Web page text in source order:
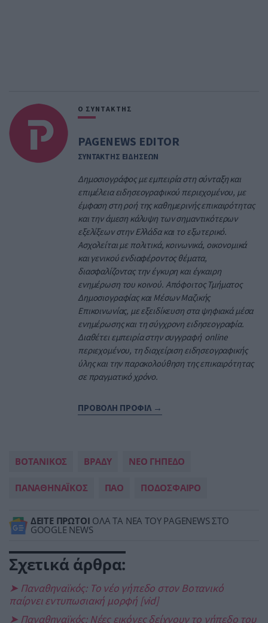
Ο ΣΥΝΤΑΚΤΗΣ
PAGENEWS EDITOR
ΣΥΝΤΑΚΤΗΣ ΕΙΔΗΣΕΩΝ
Δημοσιογράφος με εμπειρία στη σύνταξη και
επιμέλεια ειδησεογραφικού περιεχομένου, με
έμφαση στη ροή της καθημερινής επικαιρότητας
και την άμεση κάλυψη των σημαντικότερων
εξελίξεων στην Ελλάδα και το εξωτερικό.
Ασχολείται με πολιτικά, κοινωνικά, οικονομικά
και γενικού ενδιαφέροντος θέματα,
διασφαλίζοντας την έγκυρη και έγκαιρη
ενημέρωση του κοινού. Απόφοιτος Τμήματος
Δημοσιογραφίας και Μέσων Μαζικής
Επικοινωνίας, με εξειδίκευση στα ψηφιακά μέσα
ενημέρωσης και τη σύγχρονη ειδησεογραφία.
Διαθέτει εμπειρία στην συγγραφή online
περιεχομένου, τη διαχείριση ειδησεογραφικής
ύλης και την παρακολούθηση της επικαιρότητας
σε πραγματικό χρόνο.
ΠΡΟΒΟΛΗ ΠΡΟΦΙΛ →
ΒΟΤΑΝΙΚΟΣ ΒΡΑΔΥ ΝΕΟ ΓΗΠΕΔΟ
ΠΑΝΑΘΗΝΑΪΚΟΣ ΠΑΟ ΠΟΔΟΣΦΑΙΡΟ
ΔΕΙΤΕ ΠΡΩΤΟΙ ΟΛΑ ΤΑ ΝΕΑ ΤΟΥ PAGENEWS ΣΤΟ
GOOGLE NEWS
Σχετικά άρθρα:
➤ Παναθηναϊκός: Το νέο γήπεδο στον Βοτανικό
παίρνει εντυπωσιακή μορφή [vid]
➤ Παναθηναϊκός: Νέες εικόνες δείχνουν το γήπεδο του